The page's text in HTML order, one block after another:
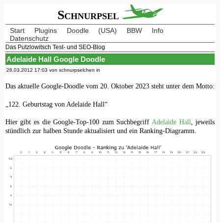
Schnurpsel
Start Plugins Doodle (USA) BBW
Info
Datenschutz
Das Putzlowitsch Test- und SEO-Blog
Adelaide Hall Google Doodle
28.03.2012 17:03 von schnurpselchen in
Das aktuelle Google-Doodle vom 20. Oktober 2023 steht unter dem Motto:
„122. Geburtstag von Adelaide Hall“
Hier gibt es die Google-Top-100 zum Suchbegriff Adelaide Hall , jeweils
stündlich zur halben Stunde aktualisiert und ein Ranking-Diagramm.